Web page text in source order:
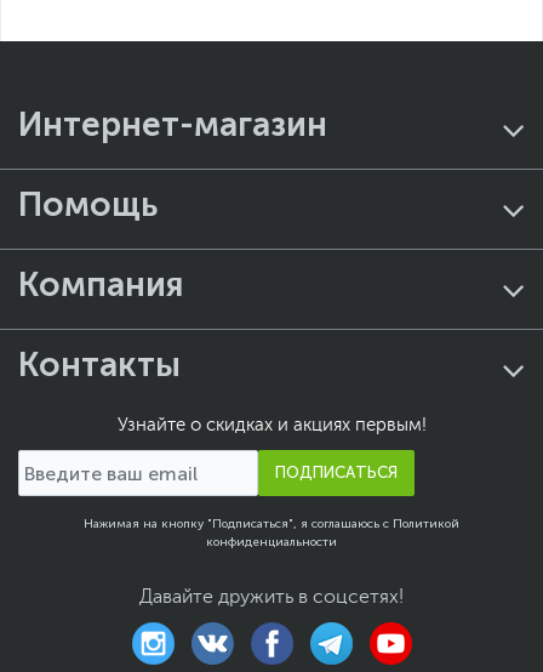
Интернет-магазин
Помощь
Компания
Контакты
Узнайте о скидках и акциях первым!
ПОДПИСАТЬСЯ
Нажимая на кнопку "Подписаться", я соглашаюсь с Политикой
конфиденциальности
Давайте дружить в соцсетях!